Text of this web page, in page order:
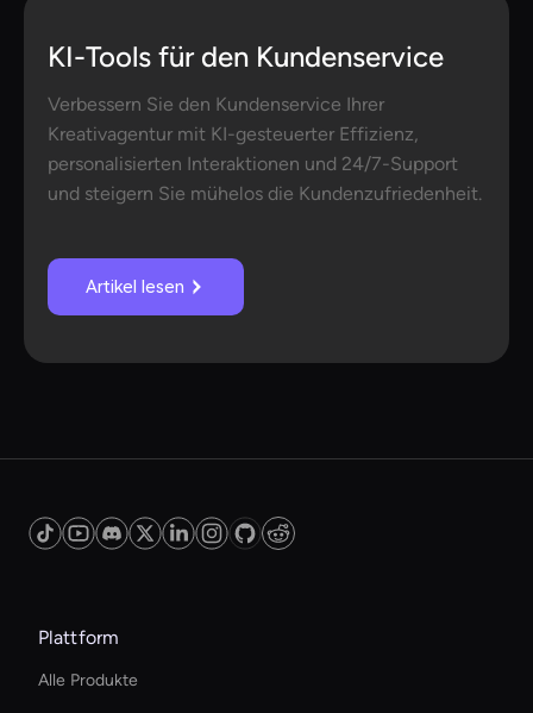
KI-Tools für den Kundenservice
Verbessern Sie den Kundenservice Ihrer
Kreativagentur mit KI-gesteuerter Effizienz,
personalisierten Interaktionen und 24/7-Support
und steigern Sie mühelos die Kundenzufriedenheit.
Artikel lesen
Plattform
Alle Produkte